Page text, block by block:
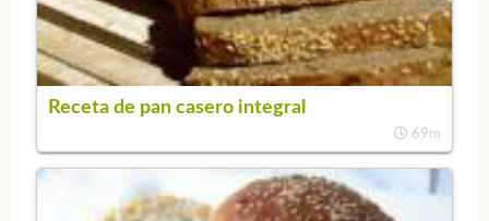
Receta de pan casero integral
69m